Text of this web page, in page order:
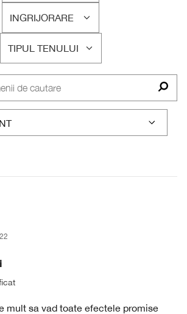
RECENZIILE
DUPĂ
VARSTA
INGRIJORARE
FILTRAȚI
RECENZIILE
DUPĂ
INGRIJORARE
TIPUL TENULUI
FILTRAȚI
RECENZIILE
TIPUL
mult sa vad toate efectele promise